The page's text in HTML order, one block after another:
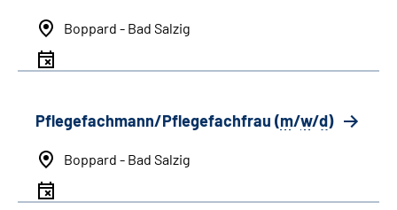
Boppard - Bad Salzig
Pflegefachmann/Pflegefachfrau (m/w/d)
Boppard - Bad Salzig